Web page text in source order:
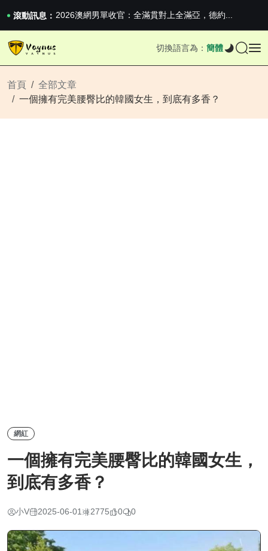
滾動訊息： 《巔峰守衛 Highguard》正式上線，官...
iPhone 16e 釋出，蘋果你不要太離譜
2026澳網男單收官：全滿貫對上全滿亞，德約...
切換語言為： 簡體
首頁
全部文章
一個擁有完美腰臀比的韓國女生，到底有多香？
網紅
一個擁有完美腰臀比的韓國女生，
到底有多香？
小V 2025-06-01 2775 0 0